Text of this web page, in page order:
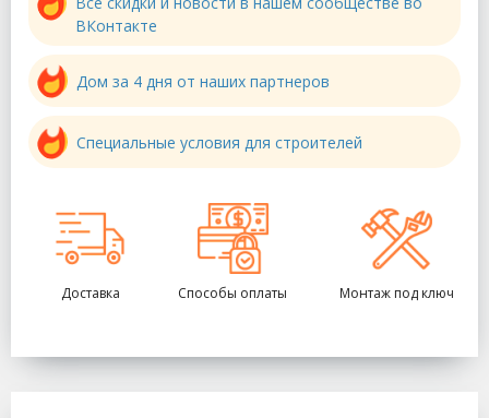
ВКонтакте
Дом за 4 дня от наших партнеров
Специальные условия для строителей
Доставка Способы оплаты Монтаж под ключ